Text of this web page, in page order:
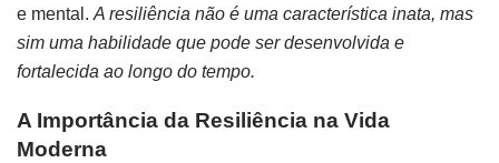
e mental. A resiliência não é uma característica inata, mas
sim uma habilidade que pode ser desenvolvida e
fortalecida ao longo do tempo.
A Importância da Resiliência na Vida
Moderna